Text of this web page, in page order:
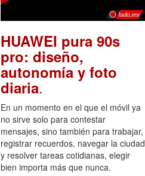
HUAWEI pura 90s
pro: diseño,
autonomía y foto
diaria.
En un momento en el que el móvil ya
no sirve solo para contestar
mensajes, sino también para trabajar,
registrar recuerdos, navegar la ciudad
y resolver tareas cotidianas, elegir
bien importa más que nunca.